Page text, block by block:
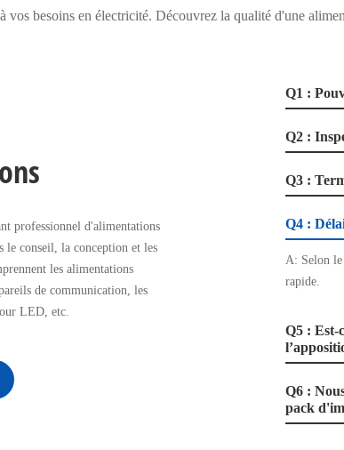
vos besoins en électricité. Découvrez la qualité d'une
professionnel d'alimentations
le conseil, la conception et les
les alimentations
de communication, les
LED, etc.
Q1 :
Q2 :
Q3 :
Q4 :
A: Selon
rapide.
Q5 : Est-
Q6 :
pack